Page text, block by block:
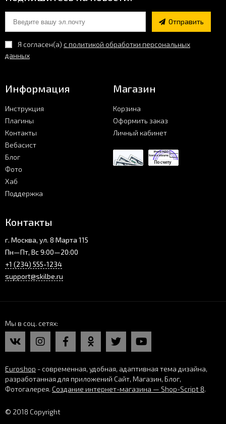
Хаб
Поддержка
Отправить
Я согласен(a) с политикой обработки персональных
данных
Информация
Инструкция
Плагины
Контакты
Вебасист
Блог
Фото
Хаб
Поддержка
Магазин
Корзина
Оформить заказ
Личный кабинет
Контакты
г. Москва, ул. 8 Марта 115
Пн—Пт, Вс 9:00—20:00
+1 (234) 555-1234
support@skilbe.ru
Мы в соц. сетях
Euroshop - современная, удобная, адаптивная тема дизайна,
разработанная для приложений Сайт, Магазин, Блог,
Фотогалерея. Создание интернет-магазина — Shop-Script 8.
© 2018 Copyright